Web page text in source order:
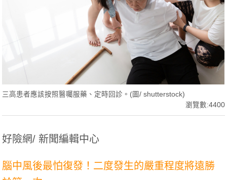
三高患者應該按照醫囑服藥、定時回診。(圖/ shutterstock)
瀏覽數:4400
好險網/ 新聞編輯中心
腦中風後最怕復發！二度發生的嚴重程度將遠勝